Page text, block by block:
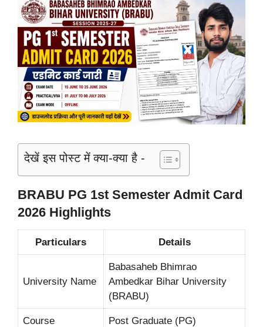
देखें इस पोस्ट में क्या-क्या है -
BRABU PG 1st Semester Admit Card
2026 Highlights
Particulars Details
University Name
Babasaheb Bhimrao
Ambedkar Bihar University
(BRABU)
Course Post Graduate (PG)